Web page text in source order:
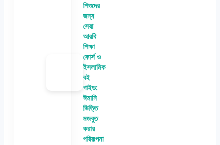
শিশুদের
জন্য
সেরা
আরবি
শিক্ষা
কোর্স ও
ইসলামিক
বই
গাইড:
ঈমানি
ভিত্তি
মজবুত
করার
পরিকল্পনা